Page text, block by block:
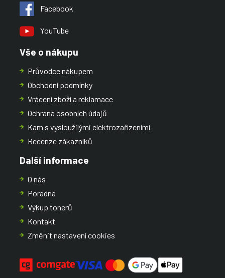
Facebook
YouTube
Vše o nákupu
Průvodce nákupem
Obchodní podmínky
Vrácení zboží a reklamace
Ochrana osobních údajů
Kam s vysloužilými elektrozařízeními
Recenze zákazníků
Další informace
O nás
Poradna
Výkup tonerů
Kontakt
Změnit nastavení cookies